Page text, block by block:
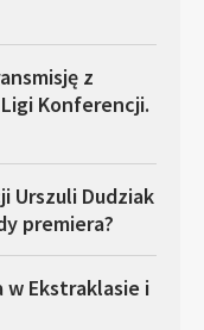
z
Konferencji.
Urszuli Dudziak
premiera?
Ekstraklasie i